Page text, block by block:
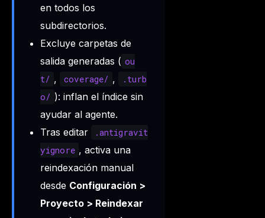
en todos los
subdirectorios.
Excluye carpetas de
salida generadas ( ou
t/ , coverage/ ,
.turb
o/ ): inflan el índice sin
ayudar al agente.
Tras editar
.antigravit
yignore , activa una
reindexación manual
desde Configuración >
Proyecto > Reindexar